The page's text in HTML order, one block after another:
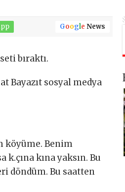
Google News
bıraktı.
Bayazıt sosyal medya
köyüme. Benim
kına yaksın. Bu
döndüm. Bu saatten